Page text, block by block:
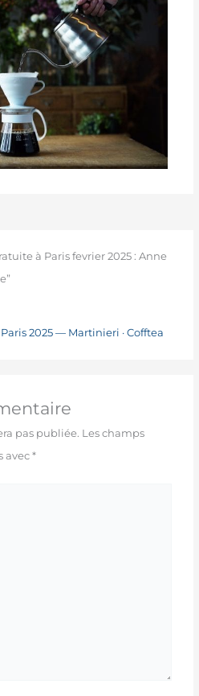
à Paris fevrier 2025 : Anne
2025 — Martinieri · Cofftea
pas publiée. Les champs
avec*